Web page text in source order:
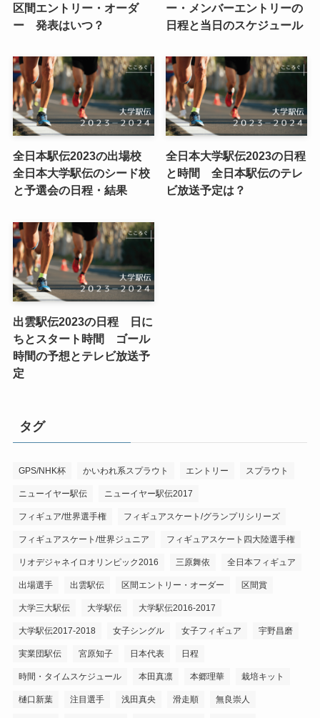
区間エントリー・オーダ
ー 発表はいつ？
ー・メンバーエントリーの
日程と当日のスケジュール
全日本駅伝2023の出場校
全日本大学駅伝のシード校
と予選会の日程・結果
全日本大学駅伝2023の日程
と時間 全日本駅伝のテレ
ビ放送予定は？
出雲駅伝2023の日程 日に
ちとスタート時間 ゴール
時間の予想とテレビ放送予
定
タグ
GPS/NHK杯 かいわれ系スプラウト エントリー スプラウト
ニューイヤー駅伝 ニューイヤー駅伝2017
フィギュア/世界選手権 フィギュアスケート/グランプリシリーズ
フィギュアスケート/世界ジュニア フィギュアスケート四大陸選手権
リオデジャネイロオリンピック2016 三原舞依 全日本フィギュア
出場選手 出雲駅伝 区間エントリー・オーダー 区間賞
大学三大駅伝 大学駅伝 大学駅伝2016-2017
大学駅伝2017-2018 女子シングル 女子フィギュア 宇野昌磨
実業団駅伝 宮原知子 日本代表 日程
時間・タイムスケジュール 本田真凛 本郷理華 栽培キット
樋口新葉 注目選手 浅田真央 滑走順 無良崇人